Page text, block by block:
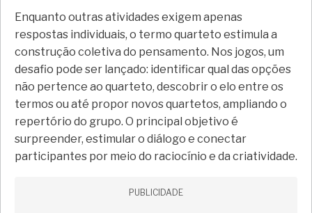
Enquanto outras atividades exigem apenas
respostas individuais, o termo quarteto estimula a
construção coletiva do pensamento. Nos jogos, um
desafio pode ser lançado: identificar qual das opções
não pertence ao quarteto, descobrir o elo entre os
termos ou até propor novos quartetos, ampliando o
repertório do grupo. O principal objetivo é
surpreender, estimular o diálogo e conectar
participantes por meio do raciocínio e da criatividade.
PUBLICIDADE